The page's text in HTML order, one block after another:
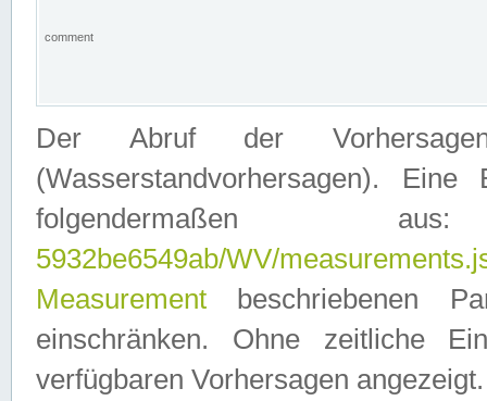
comment
Der Abruf der
(Wasserstandvorhersagen).
folgendermaßen
5932be6549ab/WV/
Measurement beschriebenen
einschränken. Ohne zeitliche
verfügbaren Vorhersagen angezeigt.